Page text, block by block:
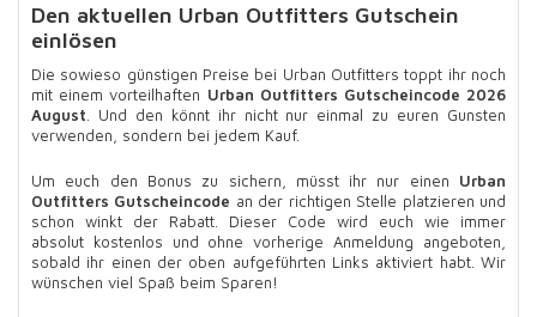
Den aktuellen Urban Outfitters Gutschein
einlösen
Die sowieso günstigen Preise bei Urban Outfitters toppt ihr noch
mit einem vorteilhaften Urban Outfitters Gutscheincode 2026
August . Und den könnt ihr nicht nur einmal zu euren Gunsten
verwenden, sondern bei jedem Kauf.
Um euch den Bonus zu sichern, müsst ihr nur einen Urban
Outfitters Gutscheincode an der richtigen Stelle platzieren und
schon winkt der Rabatt. Dieser Code wird euch wie immer
absolut kostenlos und ohne vorherige Anmeldung angeboten,
sobald ihr einen der oben aufgeführten Links aktiviert habt. Wir
wünschen viel Spaß beim Sparen!